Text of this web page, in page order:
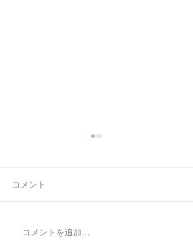
Made to Order Pair
コメント
コメントを追加…